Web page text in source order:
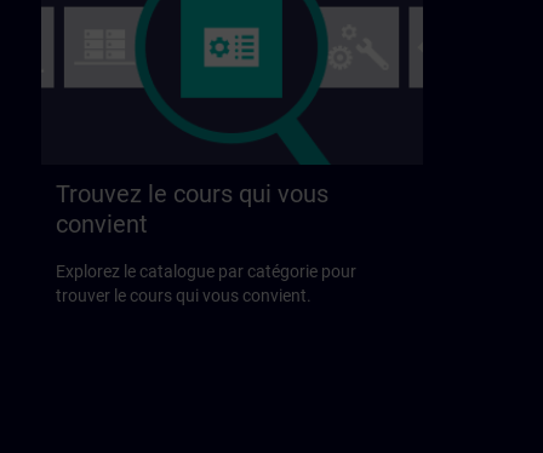
Trouvez le cours qui vous
convient
Explorez le catalogue par catégorie pour
trouver le cours qui vous convient.